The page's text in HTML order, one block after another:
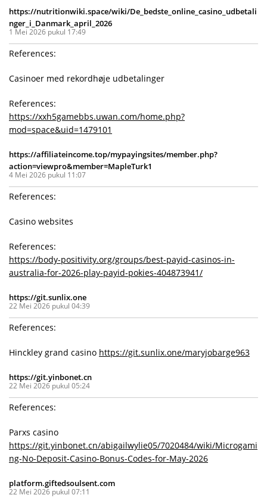
https://nutritionwiki.space/wiki/De_bedste_online_casino_udbetali
nger_i_Danmark_april_2026
1 Mei 2026 pukul 17:49
References:
Casinoer med rekordhøje udbetalinger
References:
https://xxh5gamebbs.uwan.com/home.php?
mod=space&uid=1479101
https://affiliateincome.top/mypayingsites/member.php?
action=viewpro&member=MapleTurk1
4 Mei 2026 pukul 11:07
References:
Casino websites
References:
https://body-positivity.org/groups/best-payid-casinos-in-
australia-for-2026-play-payid-pokies-404873941/
https://git.sunlix.one
22 Mei 2026 pukul 04:39
References:
Hinckley grand casino https://git.sunlix.one/maryjobarge963
https://git.yinbonet.cn
22 Mei 2026 pukul 05:24
References:
Parxs casino
https://git.yinbonet.cn/abigailwylie05/7020484/wiki/Microgami
ng-No-Deposit-Casino-Bonus-Codes-for-May-2026
platform.giftedsoulsent.com
22 Mei 2026 pukul 07:11